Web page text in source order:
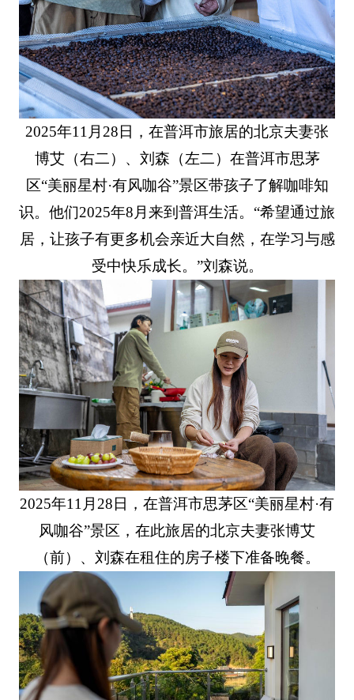
2025年11月28日，在普洱市旅居的北京夫妻张
博艾（右二）、刘森（左二）在普洱市思茅
区“美丽星村·有风咖谷”景区带孩子了解咖啡知
识。他们2025年8月来到普洱生活。“希望通过旅
居，让孩子有更多机会亲近大自然，在学习与感
受中快乐成长。”刘森说。
2025年11月28日，在普洱市思茅区“美丽星村·有
风咖谷”景区，在此旅居的北京夫妻张博艾
（前）、刘森在租住的房子楼下准备晚餐。